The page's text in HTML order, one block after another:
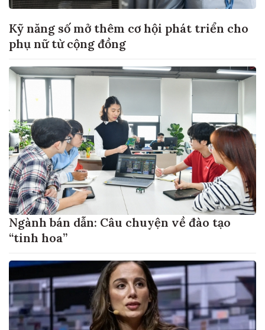
Kỹ năng số mở thêm cơ hội phát triển cho
phụ nữ từ cộng đồng
Ngành bán dẫn: Câu chuyện về đào tạo
“tinh hoa”